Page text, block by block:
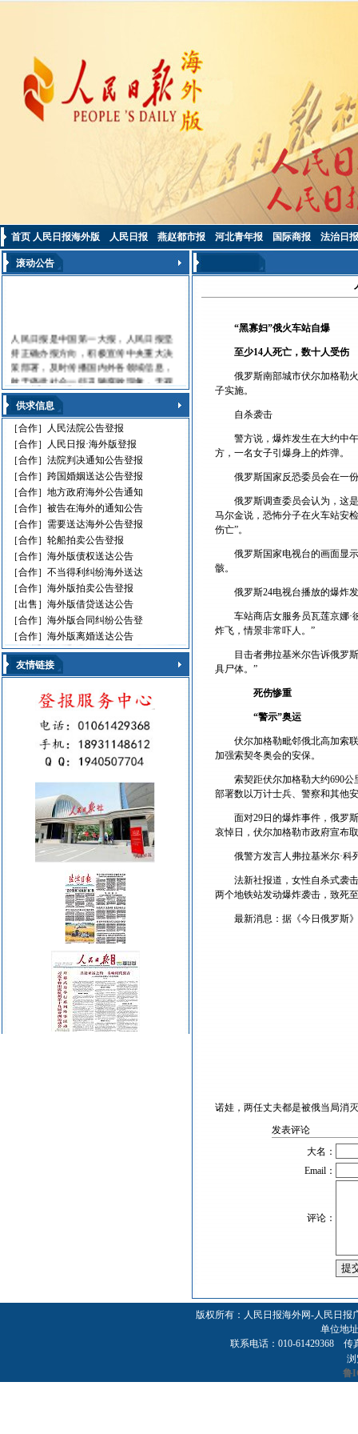
首页 人民日报海外版 人民日报 燕赵都市报 河北青年报 国际商报 法治日报
滚动公告
人民日报是中国第一大报，人民日报坚
持正确办报方向，积极宣传中央重大决
策部署，及时传播国内外各领域信息，
敢于痛批社会一些丑陋腐败现象，无视
法律的黑社会流氓，利用职权玩忽职守
的高级官员，受到读报人欢迎。人民日
报海外版，这是中国对外发行的最具权
威性的综合性中文日报，主要面向海外
华人、华侨、港澳台同胞和在各国，发
行80多个国家和地区。
人民日报刊登010-61429368
遗失声明 环保公告
减资公告 挂失声明
股份转让 政府通文
判决公告 律师声明
通告广告 企业注销
维权公告 解除声明
迁址公告 法院公告
开庭传票 海事文书
供求信息
［合作］
人民法院公告登报
［合作］
人民日报·海外版登报
［合作］法院判决通知公告登报
［合作］跨国婚姻送达公告登报
［合作］地方政府海外公告通知
［合作］被告在海外的通知公告
［合作］ 需要送达海外公告登报
［合作］轮船拍卖公告登报
［合作］海外版债权送达公告
［合作］不当得利纠纷海外送达
［合作］海外版拍卖公告登报
［出售］海外版借贷送达公告
［合作］海外版合同纠纷公告登
［合作］海外版离婚送达公告
友情链接
“黑寡妇”俄火车站自爆
至少14人死亡，数十人受伤
俄罗斯南部城市伏尔加格勒
子实施。
自杀袭击
警方说，爆炸发生在大约中
方，一名女子引爆身上的炸弹。
俄罗斯国家反恐委员会在一
俄罗斯调查委员会认为，这
马尔金说，恐怖分子在火车站安
伤亡”。
俄罗斯国家电视台的画面显
骸。
俄罗斯24电视台播放的爆炸
车站商店女服务员瓦莲京娜
炸飞，情景非常吓人。”
目击者弗拉基米尔告诉俄罗
具尸体。”
死伤惨重
“警示”奥运
伏尔加格勒毗邻俄北高加索
加强索契冬奥会的安保。
索契距伏尔加格勒大约690
部署数以万计士兵、警察和其他
面对29日的爆炸事件，俄罗
哀悼日，伏尔加格勒市政府宣布
俄警方发言人弗拉基米尔·
法新社报道，女性自杀式袭
两个地铁站发动爆炸袭击，致死
最新消息：据《今日俄罗斯
诺娃，两任丈夫都是被俄当局消
发表评论
大名：
Email：
评论：
版权所有：人民日报海外网-人民日
单位地
联系电话：010-61429368 传
鲁